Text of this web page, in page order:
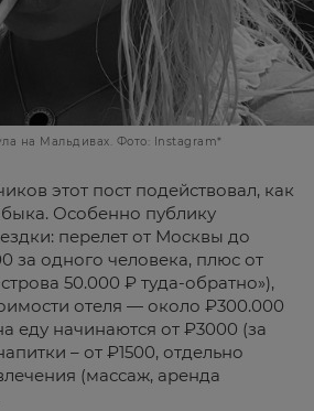
на Мальдивах. Фото: Instagram*
этот пост подействовал, как
Особенно публику
перелет от Москвы до
за одного человека, плюс от
50.000 ₽ туда-обратно»),
отеля — около ₽300.000
еду начинаются от ₽3000 (за
– от ₽1500, отдельно
(массаж, аренда